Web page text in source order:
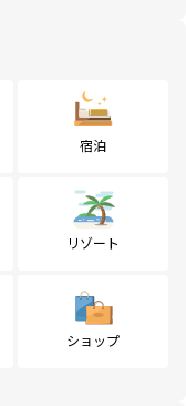
宿泊
リゾート
ショップ